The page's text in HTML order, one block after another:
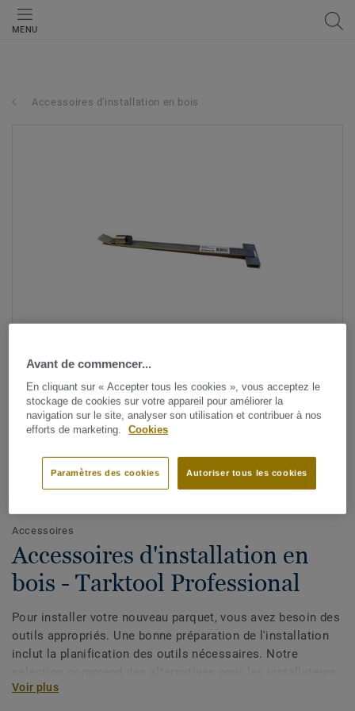
MENU
Accessoires d'installation en bois
Voir tous les designs (19)
Accessoires
Accessoires d'installation en
bois - Tarktool Professional
Pour installer votre nouveau parquet, vous avez besoin des
outils appropriés. Une bonne préparation de l'installation
inclut la planification des outils nécessaires. Notre
professionnels et les bricoleurs. Adhésif sans solvant:
Voir plus
Avant de commencer...
En cliquant sur « Accepter tous les cookies », vous acceptez le
stockage de cookies sur votre appareil pour améliorer la
navigation sur le site, analyser son utilisation et contribuer à nos
efforts de marketing.
Cookies
Autoriser tous les cookies
Paramètres des cookies